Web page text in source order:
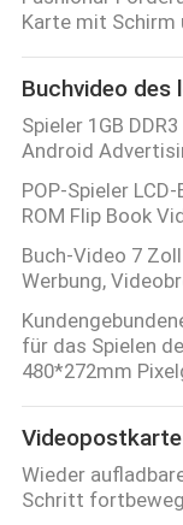
Karte mit Schirm
Buchvideo des
Spieler 1GB
Android
POP-Spieler
ROM Flip Book
Buch-Video 7
Werbung,
für das Spielen
480*272mm
Videopostkarte
Wieder
Schritt